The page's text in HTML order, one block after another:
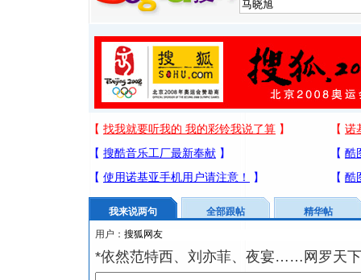
我来说两句 全部跟帖
精华帖
用户：
*依然范特西、刘亦菲、夜宴……网罗天